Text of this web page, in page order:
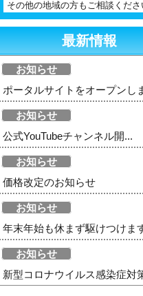
その他の地域の方もご相談くださ
最新情報
お知らせ
ポータルサイトをオープンし
お知らせ
公式YouTubeチャンネル開...
お知らせ
価格改定のお知らせ
お知らせ
年末年始も休まず駆けつけま
お知らせ
新型コロナウイルス感染症対